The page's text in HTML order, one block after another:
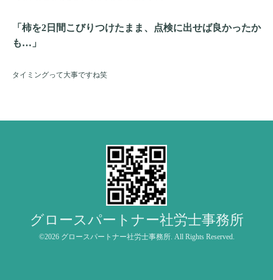
「柿を2日間こびりつけたまま、点検に出せば良かったか
も…」
タイミングって大事ですね笑
グロースパートナー社労士事務所
©2026 グロースパートナー社労士事務所. All Rights Reserved.